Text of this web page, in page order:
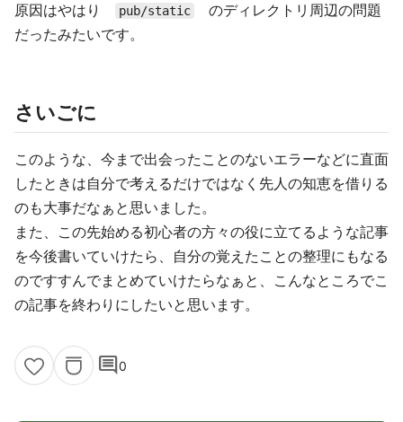
原因はやはり pub/static
のディレクトリ周辺の問題
だったみたいです。
さいごに
このような、今まで出会ったことのないエラーなどに直面
したときは自分で考えるだけではなく先人の知恵を借りる
のも大事だなぁと思いました。
また、この先始める初心者の方々の役に立てるような記事
を今後書いていけたら、自分の覚えたことの整理にもなる
のですすんでまとめていけたらなぁと、こんなところでこ
の記事を終わりにしたいと思います。
comment0